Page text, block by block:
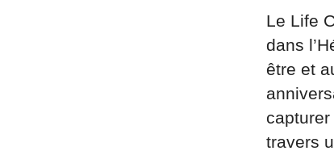
Le Life
dans
être et
travers